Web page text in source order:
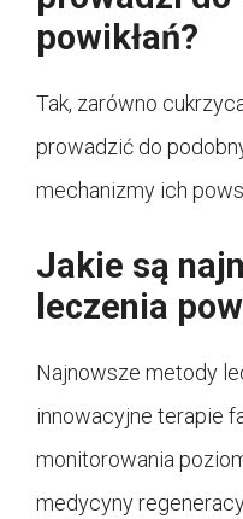
powikłań?
Tak, zarówno
prowadzić do
mechanizmy ich
Jakie są
leczenia
Najnowsze metody
innowacyjne terapie
monitorowania
medycyny